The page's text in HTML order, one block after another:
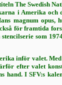
The Swedish
i Amerika och
magnum opus,
för framtida
som
inför valet.
efter valet
hand. I SFV:s